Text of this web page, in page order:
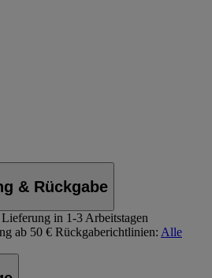
& Rückgabe
in 1-3 Arbeitstagen
ab 50 € Rückgaberichtlinien: Alle